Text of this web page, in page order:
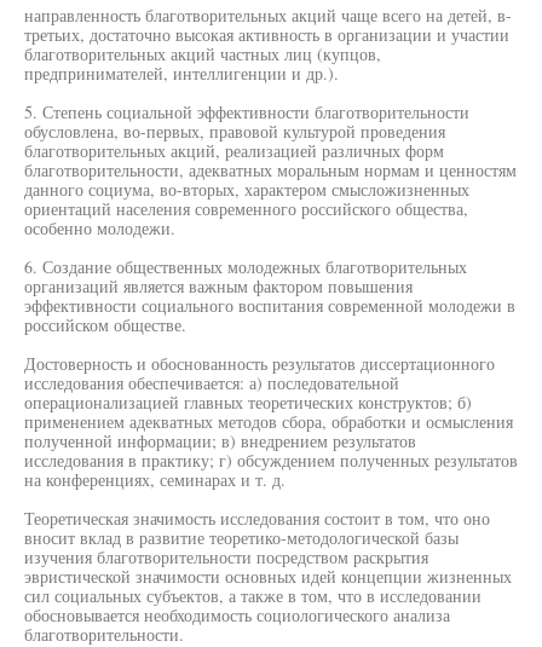
направленность благотворительных акций чаще всего на детей, в-
третьих, достаточно высокая активность в организации и участии
благотворительных акций частных лиц (купцов,
предпринимателей, интеллигенции и др.).
5. Степень социальной эффективности благотворительности
обусловлена, во-первых, правовой культурой проведения
благотворительных акций, реализацией различных форм
благотворительности, адекватных моральным нормам и ценностям
данного социума, во-вторых, характером смысложизненных
ориентаций населения современного российского общества,
особенно молодежи.
6. Создание общественных молодежных благотворительных
организаций является важным фактором повышения
эффективности социального воспитания современной молодежи в
российском обществе.
Достоверность и обоснованность результатов диссертационного
исследования обеспечивается: а) последовательной
операционализацией главных теоретических конструктов; б)
применением адекватных методов сбора, обработки и осмысления
полученной информации; в) внедрением результатов
исследования в практику; г) обсуждением полученных результатов
на конференциях, семинарах и т. д.
Теоретическая значимость исследования состоит в том, что оно
вносит вклад в развитие теоретико-методологической базы
изучения благотворительности посредством раскрытия
эвристической значимости основных идей концепции жизненных
сил социальных субъектов, а также в том, что в исследовании
обосновывается необходимость социологического анализа
благотворительности.